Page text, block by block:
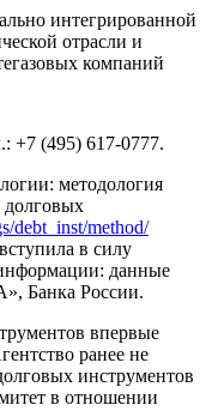
интегрированной
отрасли и
компаний
+7 (495) 617-0777.
методология
долговых
debt_inst/method/
в силу
данные
Банка России.
впервые
ранее не
инструментов
в отношении